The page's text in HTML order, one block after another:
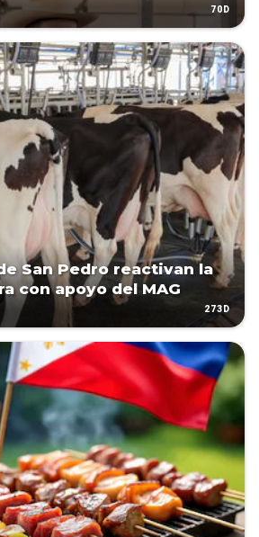
70D
San Pedro reactivan la
con apoyo del MAG
273D